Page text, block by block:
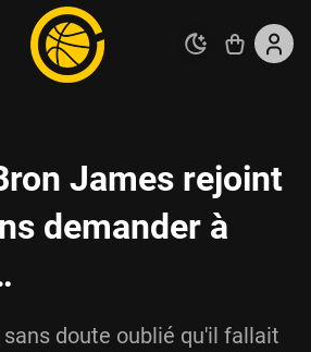
James rejoint
demander à
doute oublié qu'il fallait